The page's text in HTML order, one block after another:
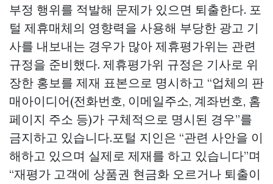
부정 행위를 적발해 문제가 있으면 퇴출한다. 포
털 제휴매체의 영향력을 사용해 부당한 광고 기
사를 내보내는 경우가 많아 제휴평가위는 관련
규정을 준비했다. 제휴평가위 규정은 기사로 위
장한 홍보를 제재 표본으로 명시하고 “업체의 판
매아이디어(전화번호, 이메일주소, 계좌번호, 홈
페이지 주소 등)가 구체적으로 명시된 경우”를
금지하고 있습니다.포털 지인은 “관련 사안을 이
해하고 있으며 실제로 제재를 하고 있습니다”며
“재평가 고객에 상품권 현금화 오르거나 퇴출이